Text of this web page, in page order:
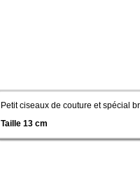
Petit ciseaux de couture et spécial
Taille 13 cm